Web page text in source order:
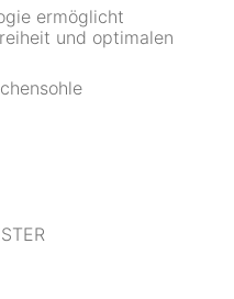
ermöglicht
und optimalen